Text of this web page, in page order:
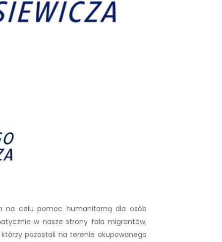
na celu pomoc humanitarną dla osób
w nasze strony fala migrantów,
pozostali na terenie okupowanego